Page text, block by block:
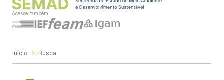
Acesse também
Início Busca